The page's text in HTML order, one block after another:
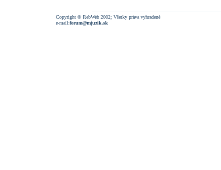
Copyright © RebWeb 2002; Všetky práva vyhradené
e-mail:forum@mjuzik.sk